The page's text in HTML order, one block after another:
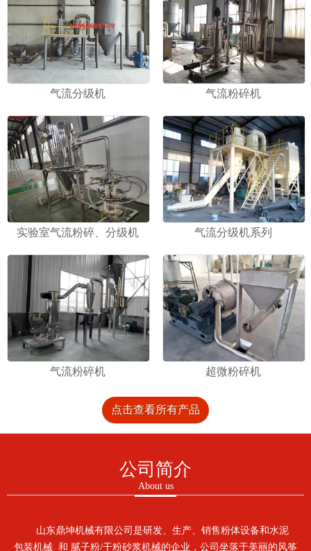
2
气流分级机 气流粉碎机
实验室气流粉碎、分级机 气流分级机系列
气流粉碎机 超微粉碎机
点击查看所有产品
公司简介
About us
山东鼎坤机械有限公司是研发、生产、销售粉体设备和水泥
包装机械 和 腻子粉/干粉砂浆机械的企业，公司坐落于美丽的风筝